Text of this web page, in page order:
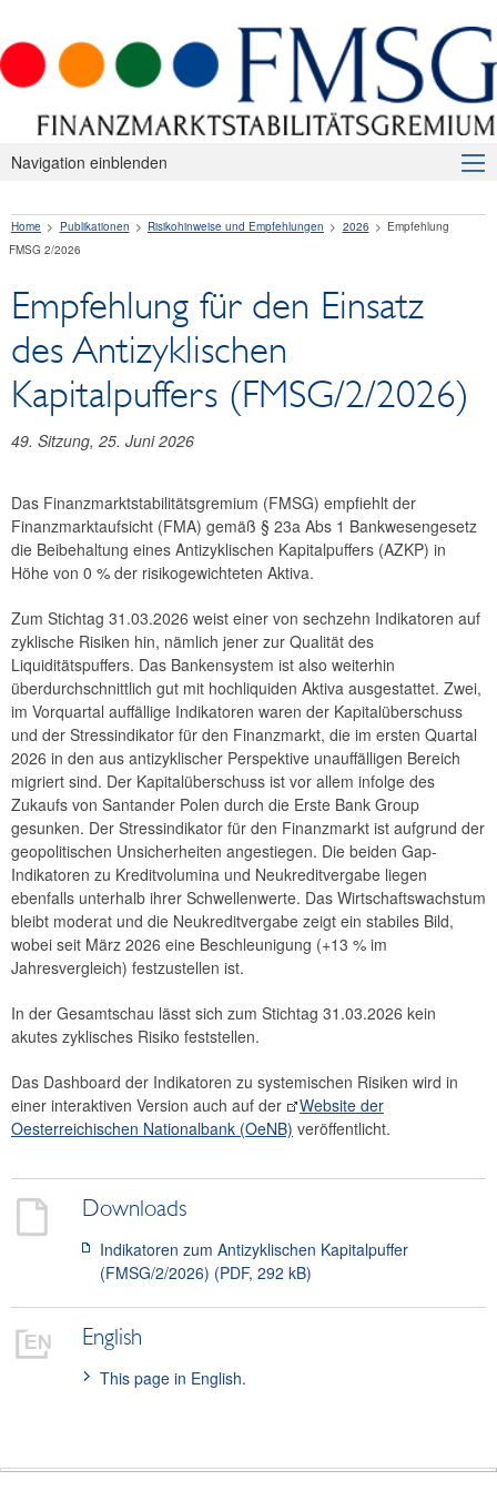
Navigation einblenden
Makroprudenzielle Aufsicht
Presseaussendungen
Risikohinweise und Empfehlungen
2026
Empfehlung FMSG 1/2026
2025
2023
2022
2021
2020
2019
2018
2017
2016
2015
Jahresberichte
Internationales
FAQ
Home Publikationen Risikohinweise und Empfehlungen 2026
Empfehlung
FMSG 2/2026
Empfehlung für den Einsatz
des Antizyklischen
Kapitalpuffers (FMSG/2/2026)
49. Sitzung, 25. Juni 2026
Das Finanzmarktstabilitätsgremium (FMSG) empfiehlt der
Finanzmarktaufsicht (FMA) gemäß § 23a Abs 1 Bankwesengesetz
die Beibehaltung eines Antizyklischen Kapitalpuffers (AZKP) in
Höhe von 0 % der risikogewichteten Aktiva.
Zum Stichtag 31.03.2026 weist einer von sechzehn Indikatoren auf
zyklische Risiken hin, nämlich jener zur Qualität des
Liquiditätspuffers. Das Bankensystem ist also weiterhin
überdurchschnittlich gut mit hochliquiden Aktiva ausgestattet. Zwei,
im Vorquartal auffällige Indikatoren waren der Kapitalüberschuss
und der Stressindikator für den Finanzmarkt, die im ersten Quartal
2026 in den aus antizyklischer Perspektive unauffälligen Bereich
migriert sind. Der Kapitalüberschuss ist vor allem infolge des
Zukaufs von Santander Polen durch die Erste Bank Group
gesunken. Der Stressindikator für den Finanzmarkt ist aufgrund der
geopolitischen Unsicherheiten angestiegen. Die beiden Gap-
Indikatoren zu Kreditvolumina und Neukreditvergabe liegen
ebenfalls unterhalb ihrer Schwellenwerte. Das Wirtschaftswachstum
bleibt moderat und die Neukreditvergabe zeigt ein stabiles Bild,
wobei seit März 2026 eine Beschleunigung (+13 % im
Jahresvergleich) festzustellen ist.
In der Gesamtschau lässt sich zum Stichtag 31.03.2026 kein
akutes zyklisches Risiko feststellen.
Das Dashboard der Indikatoren zu systemischen Risiken wird in
einer interaktiven Version auch auf der
Website der
Oesterreichischen Nationalbank (OeNB) veröffentlicht.
Downloads
Indikatoren zum Antizyklischen Kapitalpuffer
(FMSG/2/2026) (PDF, 292 kB)
English
This page in English.